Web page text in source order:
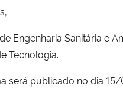
Engenharia Sanitária e
Tecnologia.
será publicado no dia 15/